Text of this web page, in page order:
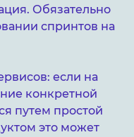
Обязательно
спринтов на
если на
конкретной
путем простой
это может